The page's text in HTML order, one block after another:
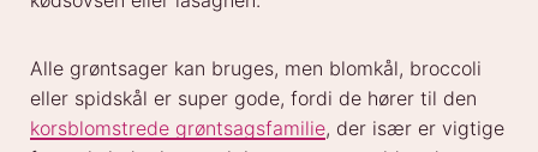
Alle grøntsager kan bruges, men blomkål, broccoli
eller spidskål er super gode, fordi de hører til den
korsblomstrede grøntsagsfamilie, der især er vigtige